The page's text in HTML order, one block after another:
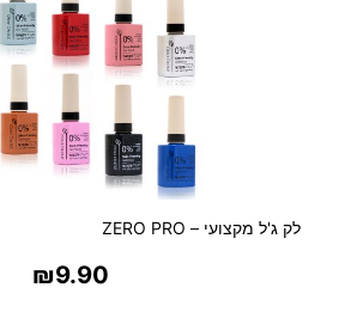
ח
ב
ל
א
ב
לק ג'ל מקצועי – ZERO PRO
₪9.90